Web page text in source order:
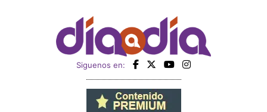
Siguenos en: